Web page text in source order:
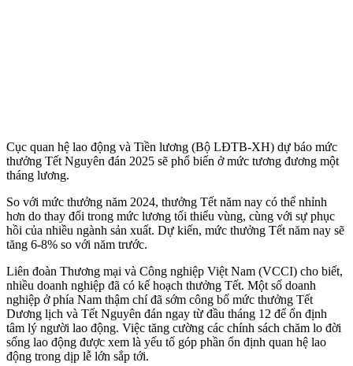
Cục quan hệ lao động và Tiền lương (Bộ LĐTB-XH) dự báo mức
thưởng Tết Nguyên đán 2025 sẽ phổ biến ở mức tương đương một
tháng lương.
So với mức thưởng năm 2024, thưởng Tết năm nay có thể nhỉnh
hơn do thay đổi trong mức lương tối thiểu vùng, cùng với sự phục
hồi của nhiều ngành sản xuất. Dự kiến, mức thưởng Tết năm nay sẽ
tăng 6-8% so với năm trước.
Liên đoàn Thương mại và Công nghiệp Việt Nam (VCCI) cho biết,
nhiều doanh nghiệp đã có kế hoạch thưởng Tết. Một số doanh
nghiệp ở phía Nam thậm chí đã sớm công bố mức thưởng Tết
Dương lịch và Tết Nguyên đán ngay từ đầu tháng 12 để ổn định
tâm lý người lao động. Việc tăng cường các chính sách chăm lo đời
sống lao động được xem là yếu tố góp phần ổn định quan hệ lao
động trong dịp lễ lớn sắp tới.